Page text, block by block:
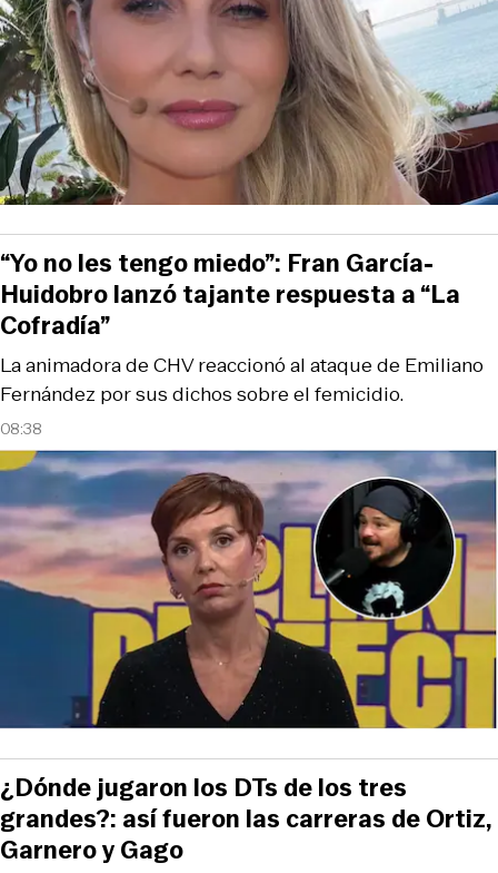
08:38
La animadora de CHV reaccionó al ataque de Emiliano
Fernández por sus dichos sobre el femicidio.
“Yo no les tengo miedo”: Fran García-
Huidobro lanzó tajante respuesta a “La
Cofradía”
¿Dónde jugaron los DTs de los tres
grandes?: así fueron las carreras de Ortiz,
Garnero y Gago